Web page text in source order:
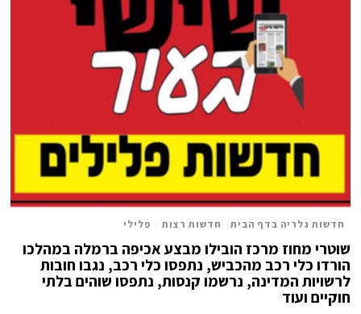
חדשות גלריה בדף הבית חדשות רצות פלילי
שוטרי מחוז מרכז הובילו מבצע אכיפה ברמלה במהלכו
הורדו כלי רכב מהכביש, נתפסו כלי רכב, נגבו חובות
לרשויות המדינה, נרשמו קנסות, נתפסו שוהים בלתי
חוקיים ועוד